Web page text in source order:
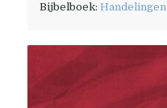
Bijbelboek:Handelingen